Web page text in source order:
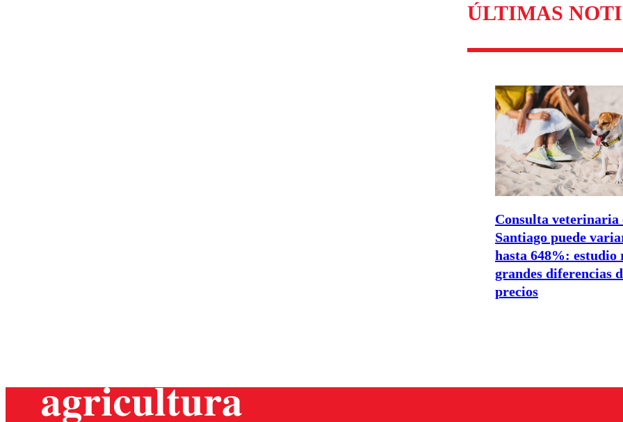
ÚLTIMAS
Consulta veterinaria
Santiago puede
hasta 648%: estudio
grandes diferencias
precios